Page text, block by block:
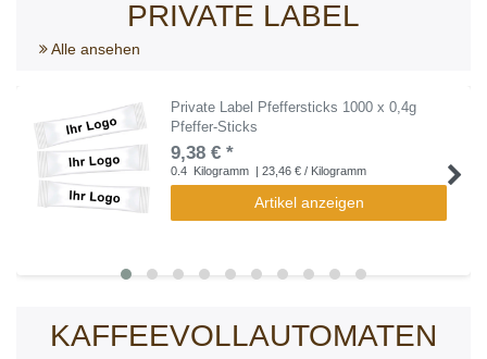
PRIVATE LABEL
Alle ansehen
Private Label Pfeffersticks 1000 x 0,4g
Pfeffer-Sticks
9,38 € *
0.4 Kilogramm | 23,46 € / Kilogramm
Artikel anzeigen
KAFFEEVOLLAUTOMATEN